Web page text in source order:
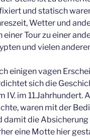
und statisch
Wetter und
einer Tour zu einer
und vielen
einigen vagen
sich die
IV. im 11.Jahrhundert.
waren mit der
damit die Absicherung
eine Motte hier